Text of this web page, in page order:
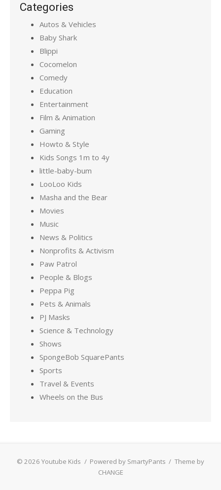
Categories
Autos & Vehicles
Baby Shark
Blippi
Cocomelon
Comedy
Education
Entertainment
Film & Animation
Gaming
Howto & Style
Kids Songs 1m to 4y
little-baby-bum
LooLoo Kids
Masha and the Bear
Movies
Music
News & Politics
Nonprofits & Activism
Paw Patrol
People & Blogs
Peppa Pig
Pets & Animals
PJ Masks
Science & Technology
Shows
SpongeBob SquarePants
Sports
Travel & Events
Wheels on the Bus
© 2026 Youtube Kids / Powered by SmartyPants / Theme by
CHANGE